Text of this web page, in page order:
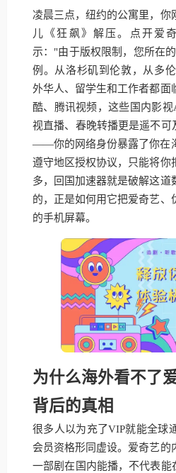
凌晨三点，纽约的公寓里，你
儿《狂飙》解压。点开爱
示："由于版权限制，您所在
例。从洛杉矶到伦敦，从多
外华人、留学生和工作者都面
酷、腾讯视频，这些国内影
视直播、春晚转播更是遥不可
——你的网络身份暴露了你在
遵守地区授权协议，只能将你
多，回国加速器就是破解这道
的，正是如何用它把爱奇艺、
的手机屏幕。
为什么海外看不了
背后的真相
很多人以为充了VIP就能全球
会员资格形同虚设。爱奇艺的
一部剧在国内能播，不代表能